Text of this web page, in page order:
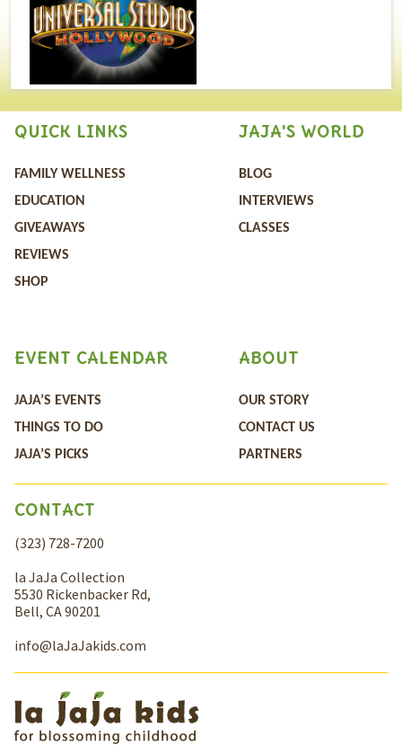
QUICK LINKS
FAMILY WELLNESS
EDUCATION
GIVEAWAYS
REVIEWS
SHOP
JAJA'S WORLD
BLOG
INTERVIEWS
CLASSES
ABOUT
OUR STORY
CONTACT US
PARTNERS
EVENT CALENDAR
JAJA’S EVENTS
THINGS TO DO
JAJA’S PICKS
CONTACT
(323) 728-7200
la JaJa Collection
5530 Rickenbacker Rd,
Bell, CA 90201
info@laJaJakids.com